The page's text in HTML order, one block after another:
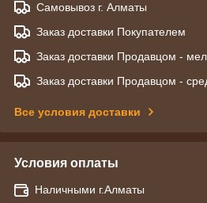
Самовывоз г. Алматы
Заказ доставки Покупателем
Заказ доставки Продавцом -
Заказ доставки Продавцом -
Все условия доставки
Условия оплаты
Наличными г.Алматы